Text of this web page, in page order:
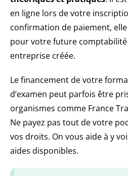
en ligne lors de votre
confirmation de paiement,
pour votre future
entreprise créée.
Le financement de votre
d’examen peut parfois être
organismes comme France
Ne payez pas tout de votre
vos droits. On vous aide à y
aides disponibles.